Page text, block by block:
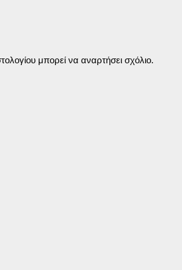
μπορεί να αναρτήσει σχόλιο.